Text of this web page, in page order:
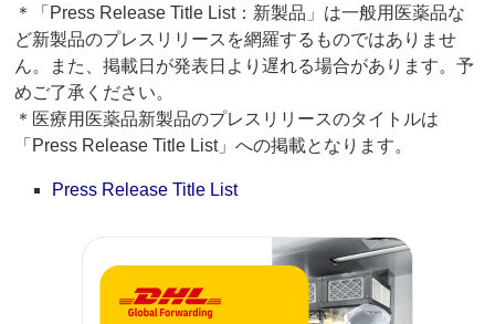
＊「Press Release Title List：新製品」は一般用医薬品な
ど新製品のプレスリリースを網羅するものではありませ
ん。また、掲載日が発表日より遅れる場合があります。予
めご了承ください。
＊医療用医薬品新製品のプレスリリースのタイトルは
「Press Release Title List」への掲載となります。
Press Release Title List